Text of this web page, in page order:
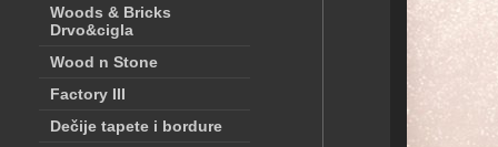
Woods & Bricks
Drvo&cigla
Wood n Stone
Factory III
Dečije tapete i bordure